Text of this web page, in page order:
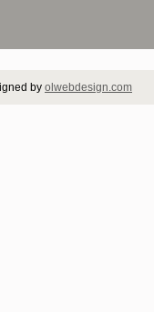
by olwebdesign.com